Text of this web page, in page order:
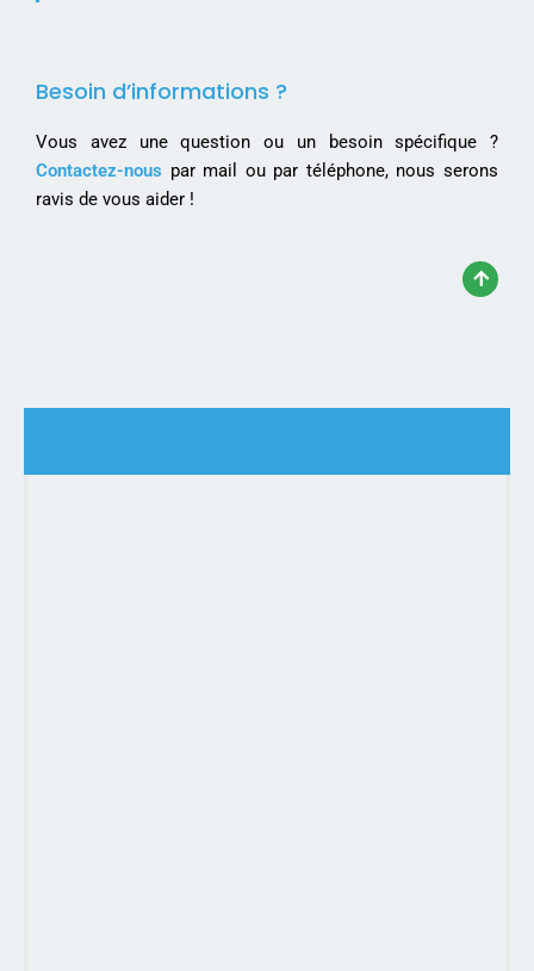
Besoin d’informations ?
Vous avez une question ou un besoin spécifique ?
Contactez-nous par mail ou par téléphone, nous serons
ravis de vous aider !